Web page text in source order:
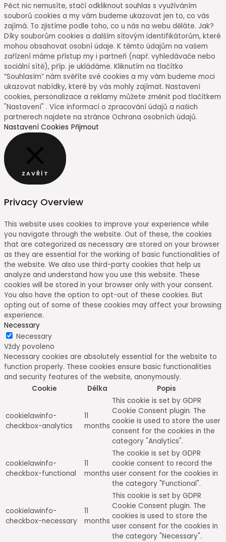
Péct nic nemusíte, stačí odkliknout souhlas s využíváním
souborů cookies a my vám budeme ukazovat jen to, co vás
zajímá. To zjistíme podle toho, co u nás na webu děláte. Jak?
Díky souborům cookies a dalším síťovým identifikátorům, které
mohou obsahovat osobní údaje. K těmto údajům na vašem
zařízení máme přístup my i partneři (např. vyhledávače nebo
sociální sítě), příp. je ukládáme. Kliknutím na tlačítko
“Souhlasím” nám svěříte své cookies a my vám budeme moci
ukazovat nabídky, které by vás mohly zajímat. Nastavení
cookies, personalizace a reklamy můžete změnit pod tlačítkem
"Nastavení" . Více informací o zpracování údajů a našich
partnerech najdete na stránce Ochrana osobních údajů.
Nastavení Cookies Přijmout
ZAVŘÍT
Privacy Overview
This website uses cookies to improve your experience while
you navigate through the website. Out of these, the cookies
that are categorized as necessary are stored on your browser
as they are essential for the working of basic functionalities of
the website. We also use third-party cookies that help us
analyze and understand how you use this website. These
cookies will be stored in your browser only with your consent.
You also have the option to opt-out of these cookies. But
opting out of some of these cookies may affect your browsing
experience.
Necessary
Necessary
Vždy povoleno
Necessary cookies are absolutely essential for the website to
function properly. These cookies ensure basic functionalities
and security features of the website, anonymously.
Cookie
Délka Popis
cookielawinfo-
checkbox-analytics
11
months
This cookie is set by GDPR
Cookie Consent plugin. The
cookie is used to store the user
consent for the cookies in the
category "Analytics".
cookielawinfo-
checkbox-functional
11
months
The cookie is set by GDPR
cookie consent to record the
user consent for the cookies in
the category "Functional".
cookielawinfo-
checkbox-necessary
11
months
This cookie is set by GDPR
Cookie Consent plugin. The
cookies is used to store the
user consent for the cookies in
the category "Necessary".